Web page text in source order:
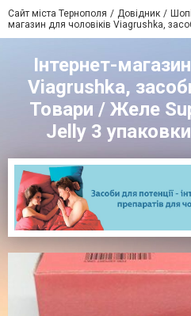
Сайт міста Тернополя Довідник
магазин для чоловіків Viagrushka,
Інтернет-
Viagrushka,
Товари / Желе
Jelly 3